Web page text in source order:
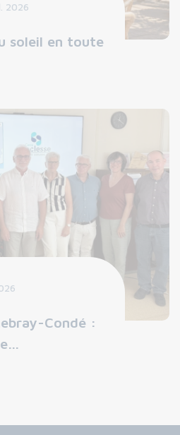
2026
soleil en toute
Condé :